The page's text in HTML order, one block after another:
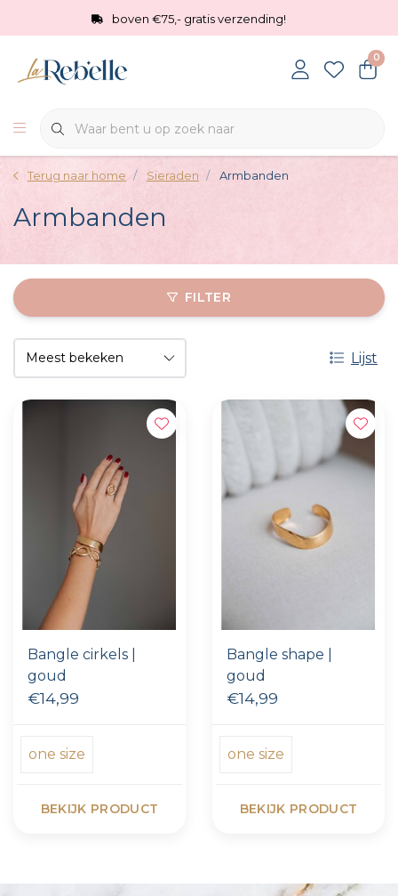
boven €75,- gratis verzending!
0
Terug naar home Sieraden Armbanden
Armbanden
FILTER
Lijst
Bangle cirkels |
goud
€14,99
one size
BEKIJK PRODUCT
Bangle shape |
goud
€14,99
one size
BEKIJK PRODUCT